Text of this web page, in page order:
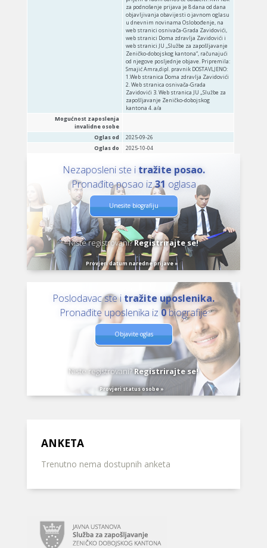
Mogućnost zaposlenja
invalidne osobe
Oglas od
2025-09-26
Oglas do
2025-10-04
Nezaposleni ste i tražite posao.
Pronađite posao iz31 oglasa
Unesite biografiju
Niste registrovani?Registrirajte se!
Provjeri datum naredne prijave »
Poslodavac ste i tražite uposlenika.
Pronađite uposlenika iz 0biografije
Objavite oglas
Niste registrovani?Registrirajte se!
Provjeri status osobe »
ANKETA
Trenutno nema dostupnih anketa